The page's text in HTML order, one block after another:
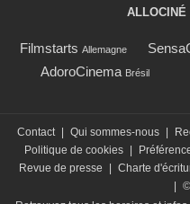
ALLOCINÉ
Filmstarts Allemagne
AdoroCinema Brésil
Contact | Qui sommes-nous |
Politique de cookies |
Revue de presse
| Charte
|